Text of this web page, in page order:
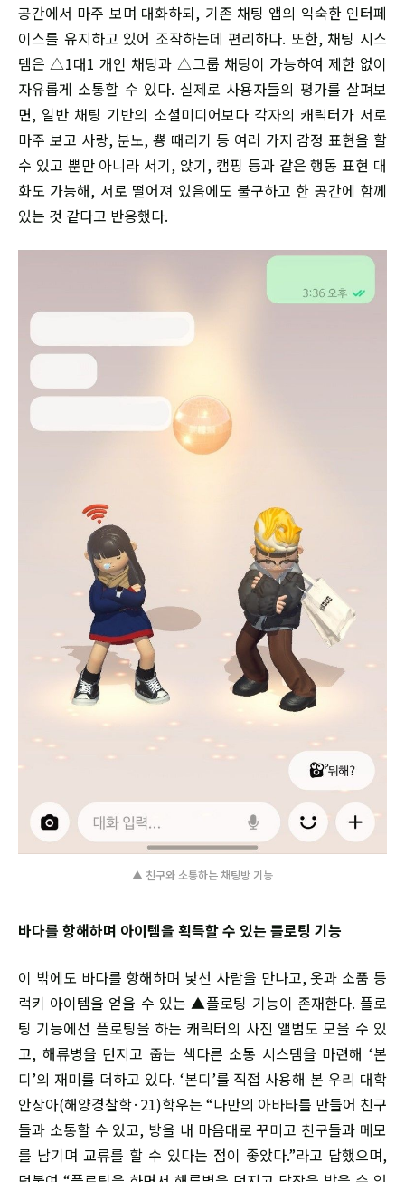
공간에서 마주 보며 대화하되, 기존 채팅 앱의 익숙한 인터페
이스를 유지하고 있어 조작하는데 편리하다. 또한, 채팅 시스
템은 △1대1 개인 채팅과 △그룹 채팅이 가능하여 제한 없이
자유롭게 소통할 수 있다. 실제로 사용자들의 평가를 살펴보
면, 일반 채팅 기반의 소셜미디어보다 각자의 캐릭터가 서로
마주 보고 사랑, 분노, 뿅 때리기 등 여러 가지 감정 표현을 할
수 있고 뿐만 아니라 서기, 앉기, 캠핑 등과 같은 행동 표현 대
화도 가능해, 서로 떨어져 있음에도 불구하고 한 공간에 함께
있는 것 같다고 반응했다.
▲ 친구와 소통하는 채팅방 기능
바다를 항해하며 아이템을 획득할 수 있는 플로팅 기능
이 밖에도 바다를 항해하며 낯선 사람을 만나고, 옷과 소품 등
럭키 아이템을 얻을 수 있는 ▲플로팅 기능이 존재한다. 플로
팅 기능에선 플로팅을 하는 캐릭터의 사진 앨범도 모을 수 있
고, 해류병을 던지고 줍는 색다른 소통 시스템을 마련해 ‘본
디’의 재미를 더하고 있다. ‘본디’를 직접 사용해 본 우리 대학
안상아(해양경찰학·21)학우는 “나만의 아바타를 만들어 친구
들과 소통할 수 있고, 방을 내 마음대로 꾸미고 친구들과 메모
를 남기며 교류를 할 수 있다는 점이 좋았다.”라고 답했으며,